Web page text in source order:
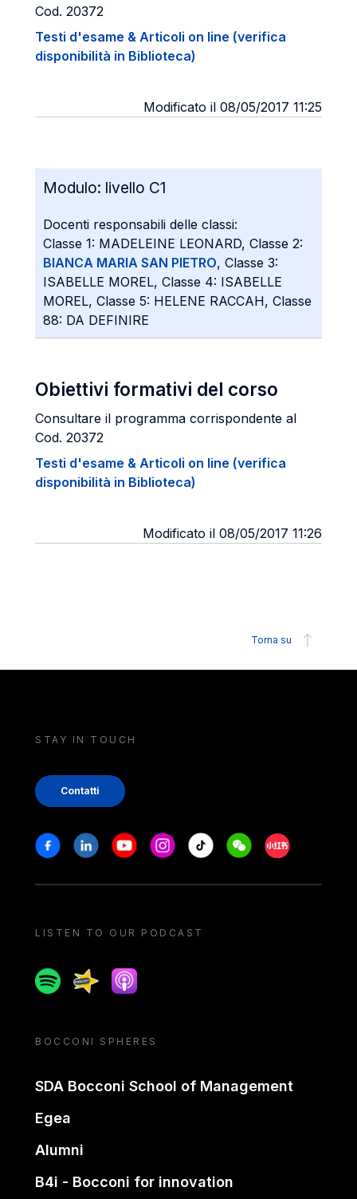
Cod. 20372
Testi d'esame & Articoli on line (verifica
disponibilità in Biblioteca)
Modificato il 08/05/2017 11:25
Modulo: livello C1
Docenti responsabili delle classi:
Classe 1: MADELEINE LEONARD, Classe 2:
BIANCA MARIA SAN PIETRO, Classe 3:
ISABELLE MOREL, Classe 4: ISABELLE
MOREL, Classe 5: HELENE RACCAH, Classe
88: DA DEFINIRE
Obiettivi formativi del corso
Consultare il programma corrispondente al
Cod. 20372
Testi d'esame & Articoli on line (verifica
disponibilità in Biblioteca)
Modificato il 08/05/2017 11:26
Torna su
STAY IN TOUCH
Contatti
Stay in touch
FacebookLinkedinYoutubeInstagram
Tiktok WeechatXiaohongshu/
LISTEN TO OUR PODCAST
SpotifySpreakerApple podcast
BOCCONI SPHERES
SDA Bocconi School of Management
Egea
Alumni
B4i - Bocconi for innovation